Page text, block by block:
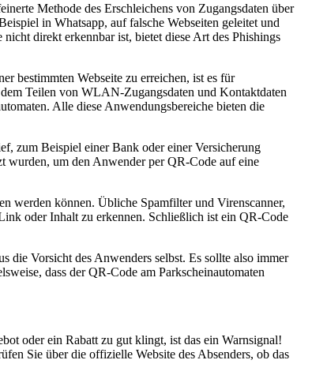
Methode des Erschleichens von Zugangsdaten über
in Whatsapp, auf falsche Webseiten geleitet und
direkt erkennbar ist, bietet diese Art des Phishings
bestimmten Webseite zu erreichen, ist es für
Teilen von WLAN-Zugangsdaten und Kontaktdaten
Alle diese Anwendungsbereiche bieten die
zum Beispiel einer Bank oder einer Versicherung
wurden, um den Anwender per QR-Code auf eine
werden können. Übliche Spamfilter und Virenscanner,
oder Inhalt zu erkennen. Schließlich ist ein QR-Code
Vorsicht des Anwenders selbst. Es sollte also immer
dass der QR-Code am Parkscheinautomaten
oder ein Rabatt zu gut klingt, ist das ein Warnsignal!
Sie über die offizielle Website des Absenders, ob das